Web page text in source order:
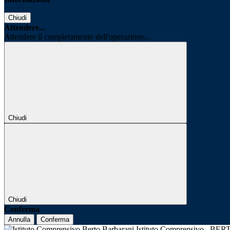
Chiudi
Attendere...
Attendere il completamento dell'operazione...
Chiudi
Chiudi
Conferma
Annulla Conferma